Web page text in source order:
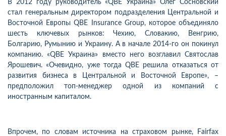
В 2012 году руководитель «QBE Украина» Олег Сосновский
стал генеральным директором подразделения Центральной и
Восточной Европы QBE Insurance Group, которое объединяло
шесть ключевых рынков: Чехию, Словакию, Венгрию,
Болгарию, Румынию и Украину. А в начале 2014-го он покинул
компанию. «QBE Украина» вместо него возглавил Святослав
Ярошевич. «Очевидно, уже тогда QBE решила отказаться от
развития бизнеса в Центральной и Восточной Европе», –
предположил топ-менеджер одной из компаний с
иностранным капиталом.
Впрочем, по словам источника на страховом рынке, Fаirfax